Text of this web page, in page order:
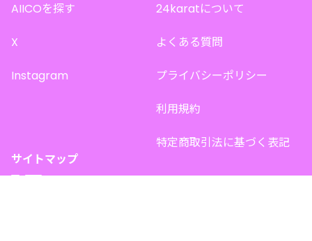
AIICOを探す
X
Instagram
24karatについて
よくある質問
プライバシーポリシー
利用規約
特定商取引法に基づく表記
サイトマップ